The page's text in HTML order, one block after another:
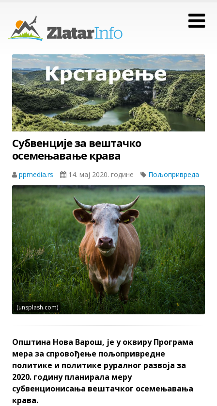
Субвенције за вештачко
осемењавање крава
ppmedia.rs 14. мај 2020. године Пољопривреда
(unsplash.com)
Општина Нова Варош, је у оквиру Програма
мера за спровођење пољопривредне
политике и политике руралног развоја за
2020. годину планирала меру
субвенционисања вештачког осемењавања
крава.